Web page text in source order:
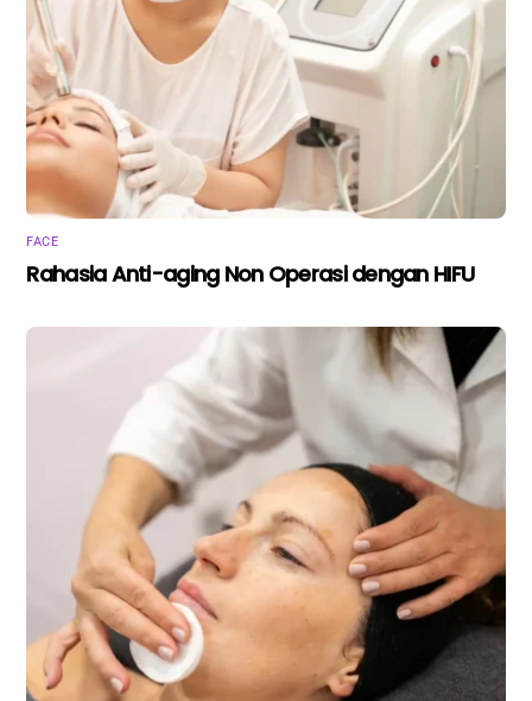
FACE
Rahasia Anti-aging Non Operasi dengan HIFU